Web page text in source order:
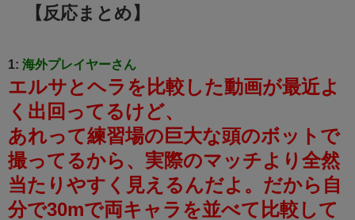
【反応まとめ】
1: 海外プレイヤーさん
エルサとヘラを比較した動画が最近よ
く出回ってるけど、
あれって練習場の巨大な頭のボットで
撮ってるから、実際のマッチより全然
当たりやすく見えるんだよ。 だから自
分で30mで両キャラを並べて比較して